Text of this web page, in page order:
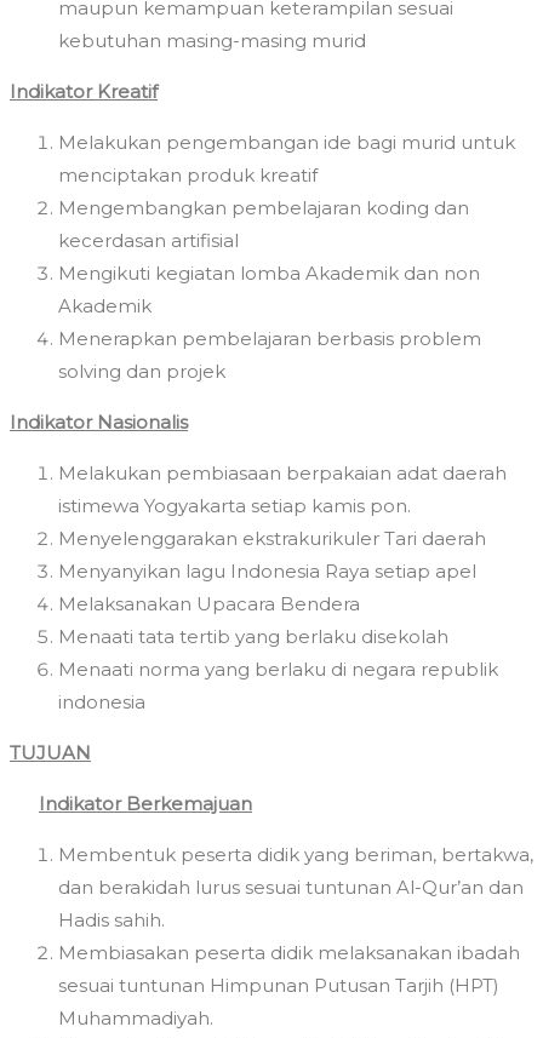
maupun kemampuan keterampilan sesuai
kebutuhan masing-masing murid
Indikator Kreatif
Melakukan pengembangan ide bagi murid untuk
menciptakan produk kreatif
Mengembangkan pembelajaran koding dan
kecerdasan artifisial
Mengikuti kegiatan lomba Akademik dan non
Akademik
Menerapkan pembelajaran berbasis problem
solving dan projek
Indikator Nasionalis
Melakukan pembiasaan berpakaian adat daerah
istimewa Yogyakarta setiap kamis pon.
Menyelenggarakan ekstrakurikuler Tari daerah
Menyanyikan lagu Indonesia Raya setiap apel
Melaksanakan Upacara Bendera
Menaati tata tertib yang berlaku disekolah
Menaati norma yang berlaku di negara republik
indonesia
TUJUAN
Indikator Berkemajuan
Membentuk peserta didik yang beriman, bertakwa,
dan berakidah lurus sesuai tuntunan Al-Qur’an dan
Hadis sahih.
Membiasakan peserta didik melaksanakan ibadah
sesuai tuntunan Himpunan Putusan Tarjih (HPT)
Muhammadiyah.